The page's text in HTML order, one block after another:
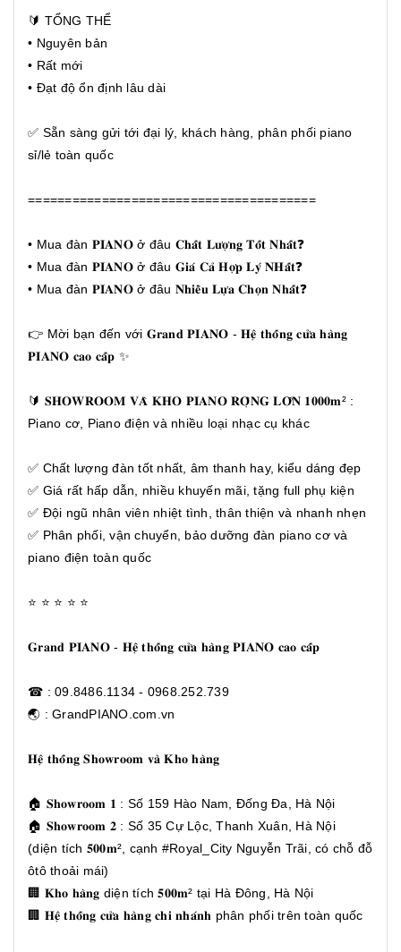
🔰 TỔNG THỂ
• Nguyên bản
• Rất mới
• Đạt độ ổn định lâu dài
✅ Sẵn sàng gửi tới đại lý, khách hàng, phân phối piano
sỉ/lẻ toàn quốc
=======================================
• Mua đàn 𝐏𝐈𝐀𝐍𝐎 ở đâu 𝐂𝐡𝐚̂́𝐭 𝐋𝐮̛𝐨̛̣𝐧𝐠 𝐓𝐨̂́𝐭 𝐍𝐡𝐚̂́𝐭❓
• Mua đàn 𝐏𝐈𝐀𝐍𝐎 ở đâu 𝐆𝐢𝐚́ 𝐂𝐚̉ 𝐇𝐨̛̣𝐩 𝐋𝐲́ 𝐍𝐇𝐚̂́𝐭❓
• Mua đàn 𝐏𝐈𝐀𝐍𝐎 ở đâu 𝐍𝐡𝐢𝐞̂̀𝐮 𝐋𝐮̛̣𝐚 𝐂𝐡𝐨̣𝐧 𝐍𝐡𝐚̂́𝐭❓
👉 Mời bạn đến với 𝐆𝐫𝐚𝐧𝐝 𝐏𝐈𝐀𝐍𝐎 - 𝐇𝐞̣̂ 𝐭𝐡𝐨̂́𝐧𝐠 𝐜𝐮̛̉𝐚 𝐡𝐚̀𝐧𝐠
𝐏𝐈𝐀𝐍𝐎 𝐜𝐚𝐨 𝐜𝐚̂́𝐩 ✨
🔰 𝐒𝐇𝐎𝐖𝐑𝐎𝐎𝐌 𝐕𝐀̀ 𝐊𝐇𝐎 𝐏𝐈𝐀𝐍𝐎 𝐑𝐎̣̂𝐍𝐆 𝐋𝐎̛́𝐍 𝟏𝟎𝟎𝟎𝐦² :
Piano cơ, Piano điện và nhiều loại nhạc cụ khác
✅ Chất lượng đàn tốt nhất, âm thanh hay, kiểu dáng đẹp
✅ Giá rất hấp dẫn, nhiều khuyến mãi, tặng full phụ kiện
✅ Đội ngũ nhân viên nhiệt tình, thân thiện và nhanh nhẹn
✅ Phân phối, vận chuyển, bảo dưỡng đàn piano cơ và
piano điện toàn quốc
⭐ ⭐ ⭐ ⭐ ⭐
𝐆𝐫𝐚𝐧𝐝 𝐏𝐈𝐀𝐍𝐎 - 𝐇𝐞̣̂ 𝐭𝐡𝐨̂́𝐧𝐠 𝐜𝐮̛̉𝐚 𝐡𝐚̀𝐧𝐠 𝐏𝐈𝐀𝐍𝐎 𝐜𝐚𝐨 𝐜𝐚̂́𝐩
☎ : 09.8486.1134 - 0968.252.739
🌏 : GrandPIANO.com.vn
𝐇𝐞̣̂ 𝐭𝐡𝐨̂́𝐧𝐠 𝐒𝐡𝐨𝐰𝐫𝐨𝐨𝐦 𝐯𝐚̀ 𝐊𝐡𝐨 𝐡𝐚̀𝐧𝐠
🏠 𝐒𝐡𝐨𝐰𝐫𝐨𝐨𝐦 𝟏 : Số 159 Hào Nam, Đống Đa, Hà Nội
🏠 𝐒𝐡𝐨𝐰𝐫𝐨𝐨𝐦 𝟐 : Số 35 Cự Lộc, Thanh Xuân, Hà Nội
(diện tích 𝟓𝟎𝟎𝐦², cạnh #Royal_City Nguyễn Trãi, có chỗ đỗ
ôtô thoải mái)
🏢 𝐊𝐡𝐨 𝐡𝐚̀𝐧𝐠 diện tích 𝟓𝟎𝟎𝐦² tại Hà Đông, Hà Nội
🏢 𝐇𝐞̣̂ 𝐭𝐡𝐨̂́𝐧𝐠 𝐜𝐮̛̉𝐚 𝐡𝐚̀𝐧𝐠 𝐜𝐡𝐢 𝐧𝐡𝐚́𝐧𝐡 phân phối trên toàn quốc